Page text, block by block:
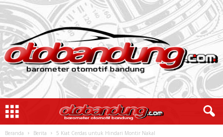
Beranda Berita 5 Kiat Cerdas untuk Hindari Montir Nakal